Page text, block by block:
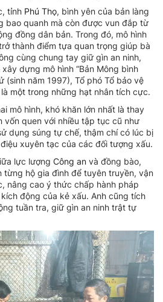
tỉnh Phú Thọ, bình yên của bản làng
bao quanh mà còn được vun đắp từ
đồng dân bản. Trong đó, mô hình
thành điểm tựa quan trọng giúp bà
cùng chung tay giữ gìn an ninh,
dựng mô hình “Bản Mông bình
(sinh năm 1997), Tổ phó Tổ bảo vệ
một trong những hạt nhân tích cực.
mô hình, khó khăn lớn nhất là thay
vốn quen với nhiều tập tục cũ như
dụng súng tự chế, thậm chí có lúc bị
xuyên tạc của các đối tượng xấu.
lực lượng Công an và đồng bào,
từng hộ gia đình để tuyên truyền, vận
nâng cao ý thức chấp hành pháp
động của kẻ xấu. Anh cũng tích
tuần tra, giữ gìn an ninh trật tự